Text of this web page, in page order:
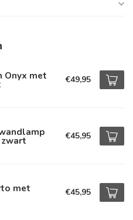
Onyx met €49,95
€45,95
met €45,95